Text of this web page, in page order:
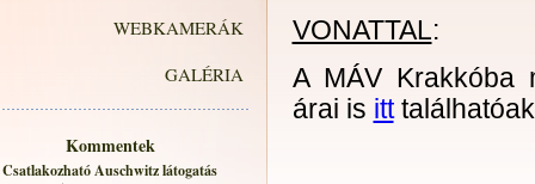
WEBKAMERÁK
GALÉRIA
Kommentek
Csatlakozható Auschwitz látogatás
VONATTAL:
A MÁV Krakkóba
árai is itt